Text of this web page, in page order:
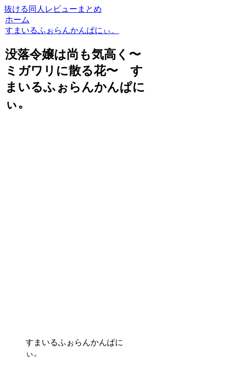
抜ける同人レビューまとめ
ホーム
すまいるふぉらんかんぱにぃ。
没落令嬢は尚も気高く〜
ミガワリに散る花〜 す
まいるふぉらんかんぱに
ぃ。
すまいるふぉらんかんぱに
ぃ。